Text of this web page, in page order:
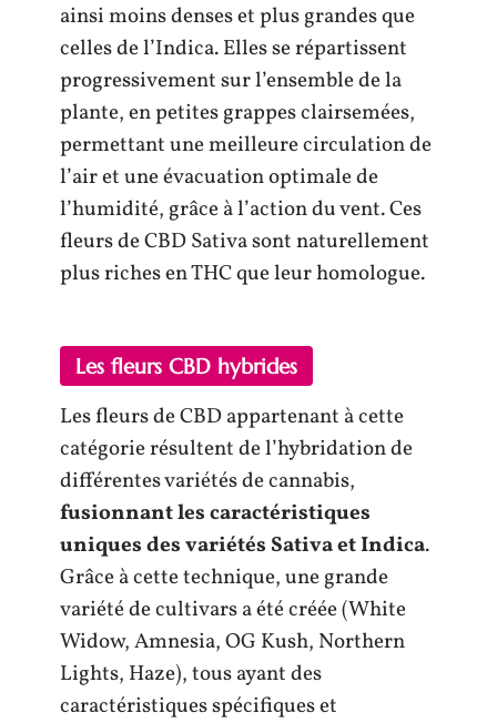
ainsi moins denses et plus grandes que
celles de l’Indica. Elles se répartissent
progressivement sur l’ensemble de la
plante, en petites grappes clairsemées,
permettant une meilleure circulation de
l’air et une évacuation optimale de
l’humidité, grâce à l’action du vent. Ces
fleurs de CBD Sativa sont naturellement
plus riches en THC que leur homologue.
Les fleurs CBD hybrides
Les fleurs de CBD appartenant à cette
catégorie résultent de l’hybridation de
différentes variétés de cannabis,
fusionnant les caractéristiques
uniques des variétés Sativa et Indica.
Grâce à cette technique, une grande
variété de cultivars a été créée (White
Widow, Amnesia, OG Kush, Northern
Lights, Haze), tous ayant des
caractéristiques spécifiques et